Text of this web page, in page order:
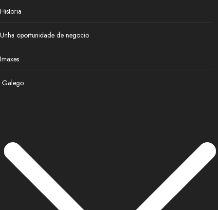
Historia
Unha oportunidade de negocio
Imaxes
Galego